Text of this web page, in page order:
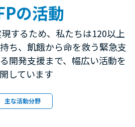
の活動
するため、私たちは120以上
ち、飢餓から命を救う緊急支
開発支援まで、幅広い活動を
しています
主な活動分野